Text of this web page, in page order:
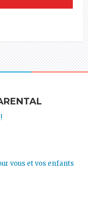
vous et vos enfants